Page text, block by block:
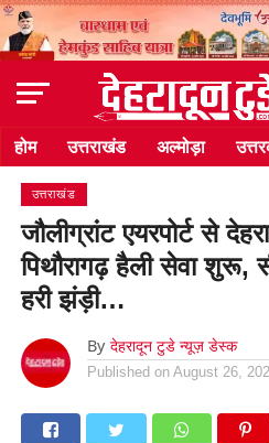
होम उत्तराखंड अल्मोड़ा
उत्तराखंड
जौलीग्रांट एयरपोर्ट से
पिथौरागढ़ हैली सेवा शुरू,
हरी झंड़ी…
By देहरादून टुडे न्यूज़ डेस्क
Published on August 26,